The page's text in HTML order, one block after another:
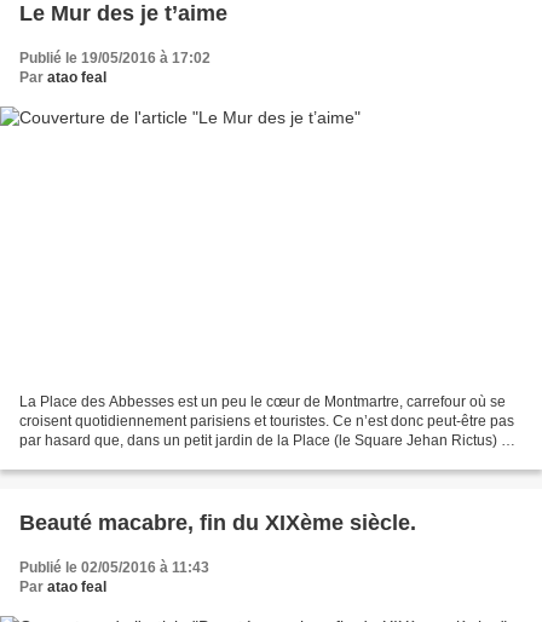
Le Mur des je t’aime
Publié le 19/05/2016 à 17:02
Par atao feal
La Place des Abbesses est un peu le cœur de Montmartre, carrefour où se
croisent quotidiennement parisiens et touristes. Ce n’est donc peut-être pas
par hasard que, dans un petit jardin de la Place (le Square Jehan Rictus) qui
Beauté macabre, fin du XIXème siècle.
Publié le 02/05/2016 à 11:43
Par atao feal